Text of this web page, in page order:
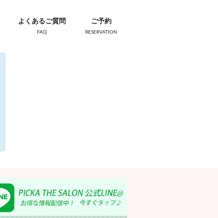
よくあるご質問
FAQ
ご予約
RESERVATION